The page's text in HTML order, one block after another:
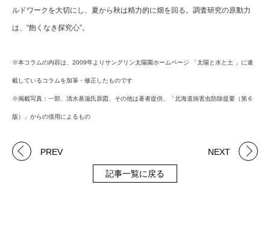
ルドワークを大切にし、夏から秋は精力的に畑を回る。調査研究の原動力
は、“飽くなき探究心”。
※本コラムの内容は、2009年よりサングリン太陽園ホームページ 「太陽と水と土 」に連
載しているコラムを加筆・修正したものです
※掲載写真：一部、清水基滋氏原図、その他は著者提供、「北海道病害虫防除提要（第６
版）」からの借用によるもの
PREV
記事一覧に戻る
NEXT